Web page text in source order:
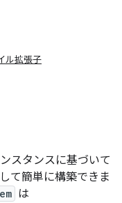
ル拡張子
スタンスに基づいて
て簡単に構築できま
は